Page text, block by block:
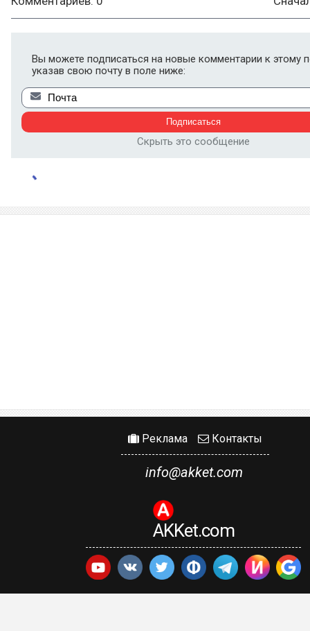
Вы можете подписаться на новые комментарии к этому
указав свою почту в поле ниже:
Скрыть это сообщение
Реклама Контакты
info@akket.com
AKKet.com